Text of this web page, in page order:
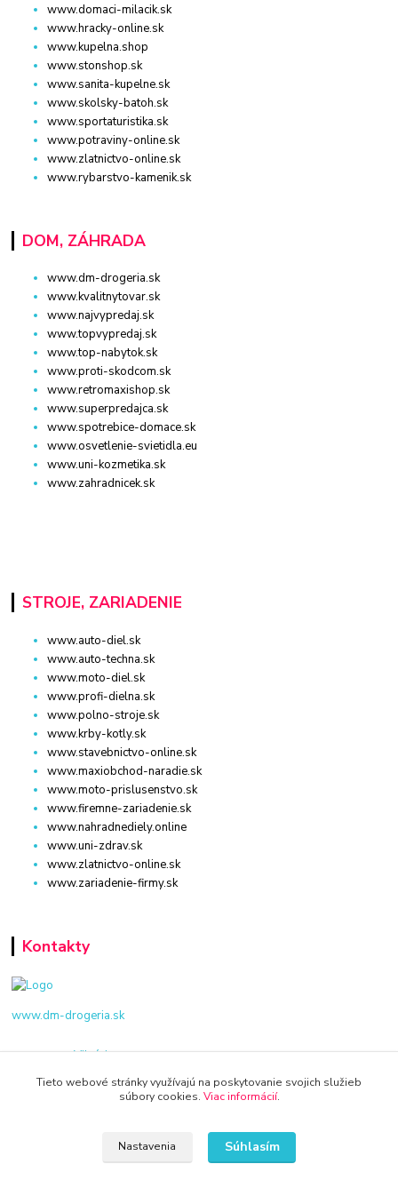
www.domaci-milacik.sk
www.hracky-online.sk
www.kupelna.shop
www.stonshop.sk
www.sanita-kupelne.sk
www.skolsky-batoh.sk
www.sportaturistika.sk
www.potraviny-online.sk
www.zlatnictvo-online.sk
www.rybarstvo-kamenik.sk
DOM, ZÁHRADA
www.dm-drogeria.sk
www.kvalitnytovar.sk
www.najvypredaj.sk
www.topvypredaj.sk
www.top-nabytok.sk
www.proti-skodcom.sk
www.retromaxishop.sk
www.superpredajca.sk
www.spotrebice-domace.sk
www.osvetlenie-svietidla.eu
www.uni-kozmetika.sk
www.zahradnicek.sk
STROJE, ZARIADENIE
www.auto-diel.sk
www.auto-techna.sk
www.moto-diel.sk
www.profi-dielna.sk
www.polno-stroje.sk
www.krby-kotly.sk
www.stavebnictvo-online.sk
www.maxiobchod-naradie.sk
www.moto-prislusenstvo.sk
www.firemne-zariadenie.sk
www.nahradnediely.online
www.uni-zdrav.sk
www.zlatnictvo-online.sk
www.zariadenie-firmy.sk
Kontakty
www.dm-drogeria.sk
Viktória
+421 940 949 000
Tieto webové stránky využívajú na poskytovanie svojich služieb
súbory cookies. Viac informácií.
Nastavenia Súhlasím